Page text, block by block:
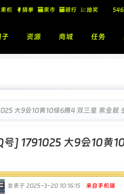
机 🥊猜拳 🏧黑市 🏧银行 💹抽奖
子 资源 商城 任务
大9会10黄10绿6腾4 双三星 黑金靓
号] 1791025 大9会10黄
发表于 2025-3-20 10:16:15 来自手机端